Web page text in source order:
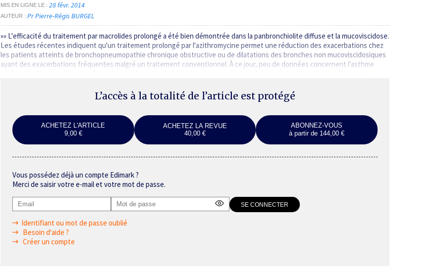
MIS EN LIGNE LE 28 févr. 2014
AUTEUR Pr Pierre-Régis BURGEL
»» L'efficacité du traitement par macrolides prolongé a été bien démontrée dans la panbronchiolite diffuse et la mucoviscidose.
Les études récentes indiquent qu'un traitement prolongé par l'azithromycine permet une réduction des exacerbations chez
les patients atteints de bronchopneumopathie chronique obstructive ou de dilatations des bronches non mucoviscidosiques
ayant des exacerbations fréquentes malgré un traitement conventionnel. À ce jour, peu de données concernent l'asthme
L’accès à la totalité de l’article est protégé
ACHETEZ L'ARTICLE
9,00 €
ACHETEZ LA REVUE
40,00 €
ABONNEZ-VOUS
à partir de 144,00 €
Vous possédez déjà un compte Edimark ?
Merci de saisir votre e-mail et votre mot de passe.
Identifiant ou mot de passe oublié
Besoin d'aide ?
Créer un compte